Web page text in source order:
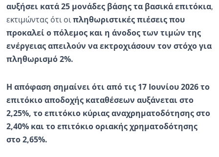
αυξήσει κατά 25 μονάδες βάσης τα βασικά επιτόκια,
εκτιμώντας ότι οιπληθωριστικές πιέσεις που
προκαλεί ο πόλεμος και η άνοδος των τιμών της
ενέργειας απειλούν να εκτροχιάσουν τον στόχο για
πληθωρισμό 2%.
Η απόφαση σημαίνει ότι από τις 17 Ιουνίου 2026 το
επιτόκιο αποδοχής καταθέσεων αυξάνεται στο
2,25%, το επιτόκιο κύριας αναχρηματοδότησης στο
2,40% και το επιτόκιο οριακής χρηματοδότησης
στο 2,65%.